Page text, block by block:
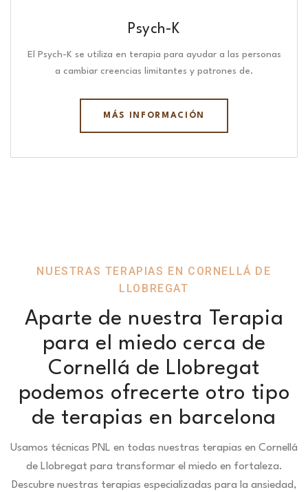
Psych-K
El Psych-K se utiliza en terapia para ayudar a las personas
a cambiar creencias limitantes y patrones de.
MÁS INFORMACIÓN
NUESTRAS TERAPIAS EN CORNELLÁ DE
LLOBREGAT
Aparte de nuestra Terapia
para el miedo cerca de
Cornellá de Llobregat
podemos ofrecerte otro tipo
de terapias en barcelona
Usamos técnicas PNL en todas nuestras terapias en Cornellá
de Llobregat para transformar el miedo en fortaleza.
Descubre nuestras terapias especializadas para la ansiedad,